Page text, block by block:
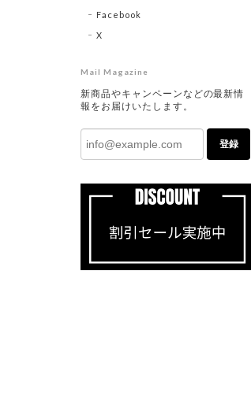
Facebook
X
Mail Magazine
新商品やキャンペーンなどの最新情
報をお届けいたします。
登録